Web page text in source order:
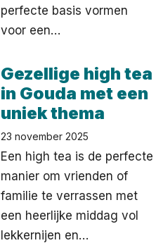
perfecte basis vormen
voor een…
Gezellige high tea
in Gouda met een
uniek thema
23 november 2025
Een high tea is de perfecte
manier om vrienden of
familie te verrassen met
een heerlijke middag vol
lekkernijen en…